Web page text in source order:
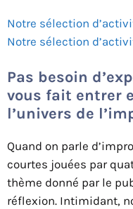
Notre sélection
Notre sélection
Pas besoin
vous fait entrer
l’univers de
Quand on parle
courtes jouées par
thème donné par le
réflexion. Intimidant,